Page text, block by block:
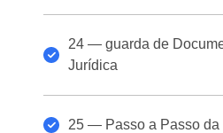
24 — guarda de
Jurídica
25 — Passo a Passo da